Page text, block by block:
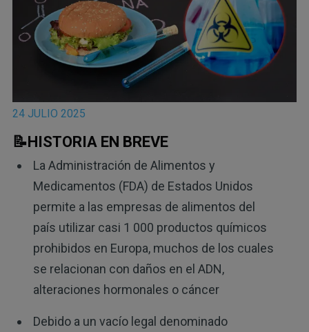
24 JULIO 2025
📝HISTORIA EN BREVE
La Administración de Alimentos y
Medicamentos (FDA) de Estados Unidos
permite a las empresas de alimentos del
país utilizar casi 1 000 productos químicos
prohibidos en Europa, muchos de los cuales
se relacionan con daños en el ADN,
alteraciones hormonales o cáncer
Debido a un vacío legal denominado